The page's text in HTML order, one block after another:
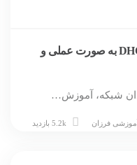
آموزش پیکربندی DHCP Server 2008R2 به صورت عملی و
شبکه، آموزش…
فرزان